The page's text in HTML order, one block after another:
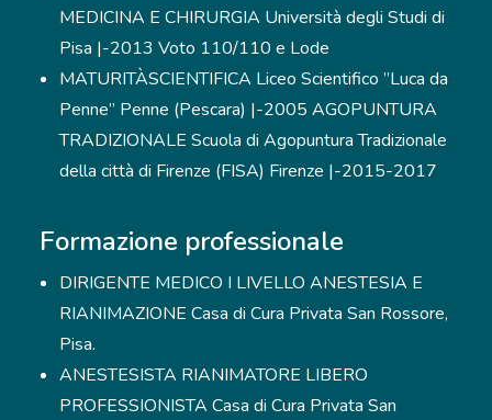
MEDICINA E CHIRURGIA Università degli Studi di
Pisa |-2013 Voto 110/110 e Lode
MATURITÀSCIENTIFICA Liceo Scientifico ”Luca da
Penne” Penne (Pescara) |-2005 AGOPUNTURA
TRADIZIONALE Scuola di Agopuntura Tradizionale
della città di Firenze (FISA) Firenze |-2015-2017
Formazione professionale
DIRIGENTE MEDICO I LIVELLO ANESTESIA E
RIANIMAZIONE Casa di Cura Privata San Rossore,
Pisa.
ANESTESISTA RIANIMATORE LIBERO
PROFESSIONISTA Casa di Cura Privata San